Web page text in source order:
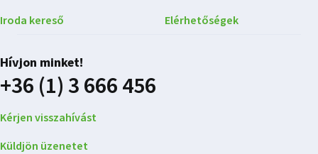
Iroda kereső Elérhetőségek
Hívjon minket!
+36 (1) 3 666 456
Kérjen visszahívást
Küldjön üzenetet